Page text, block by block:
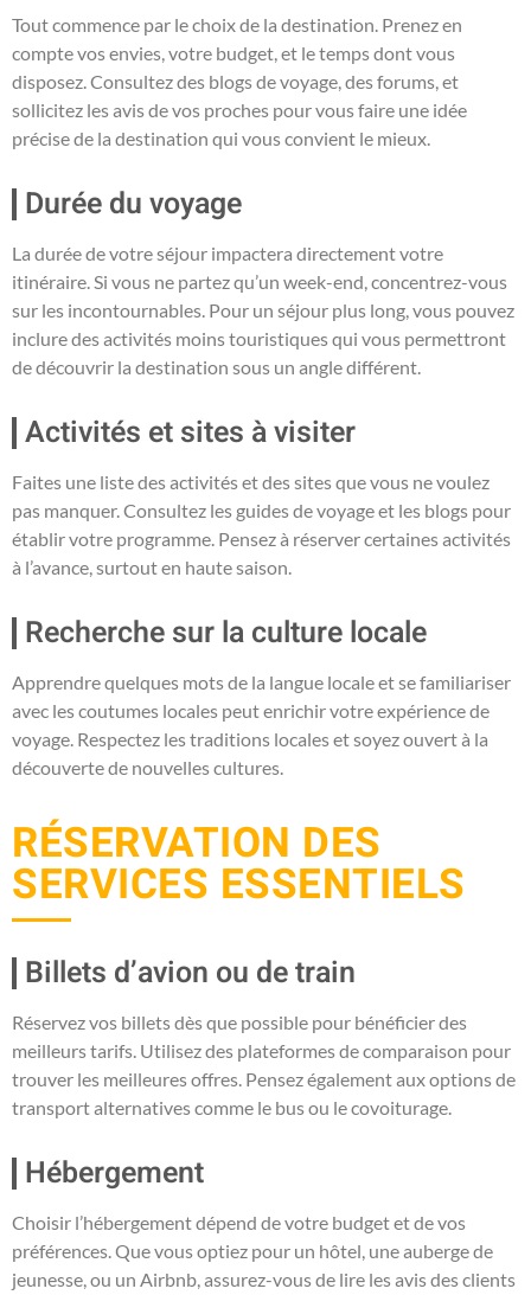
Tout commence par le choix de la destination. Prenez en
compte vos envies, votre budget, et le temps dont vous
disposez. Consultez des blogs de voyage, des forums, et
sollicitez les avis de vos proches pour vous faire une idée
précise de la destination qui vous convient le mieux.
Durée du voyage
La durée de votre séjour impactera directement votre
itinéraire. Si vous ne partez qu’un week-end, concentrez-vous
sur les incontournables. Pour un séjour plus long, vous pouvez
inclure des activités moins touristiques qui vous permettront
de découvrir la destination sous un angle différent.
Activités et sites à visiter
Faites une liste des activités et des sites que vous ne voulez
pas manquer. Consultez les guides de voyage et les blogs pour
établir votre programme. Pensez à réserver certaines activités
à l’avance, surtout en haute saison.
Recherche sur la culture locale
Apprendre quelques mots de la langue locale et se familiariser
avec les coutumes locales peut enrichir votre expérience de
voyage. Respectez les traditions locales et soyez ouvert à la
découverte de nouvelles cultures.
RÉSERVATION DES
SERVICES ESSENTIELS
Billets d’avion ou de train
Réservez vos billets dès que possible pour bénéficier des
meilleurs tarifs. Utilisez des plateformes de comparaison pour
trouver les meilleures offres. Pensez également aux options de
transport alternatives comme le bus ou le covoiturage.
Hébergement
Choisir l’hébergement dépend de votre budget et de vos
préférences. Que vous optiez pour un hôtel, une auberge de
jeunesse, ou un Airbnb, assurez-vous de lire les avis des clients